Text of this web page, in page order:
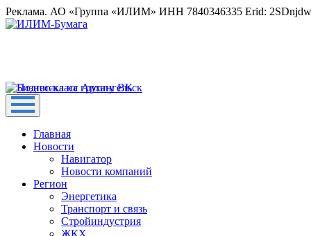
Реклама. АО «Группа «ИЛИМ» ИНН 7840346335 Erid:
Главная
Новости
Навигатор
Новости компаний
Регион
Энергетика
Транспорт и связь
Стройиндустрия
ЖКХ